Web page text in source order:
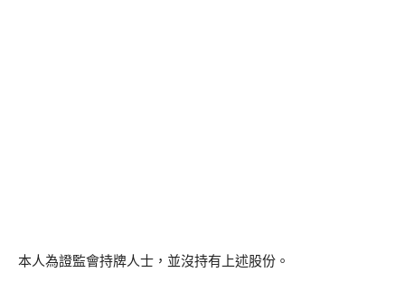
本人為證監會持牌人士，並沒持有上述股份。